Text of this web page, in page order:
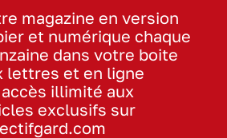
magazine en version
et numérique chaque
dans votre boite
lettres et en ligne
illimité aux
exclusifs sur